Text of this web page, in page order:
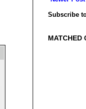
Subscribe
MATCHED